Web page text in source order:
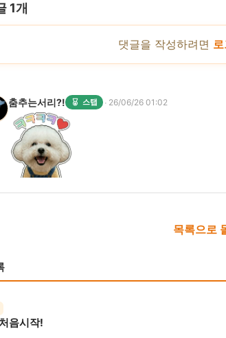
1개
댓글을 작성하려면
춤추는서리?! 스탭 · 26/06/26 01:02
목록으로
음시작!